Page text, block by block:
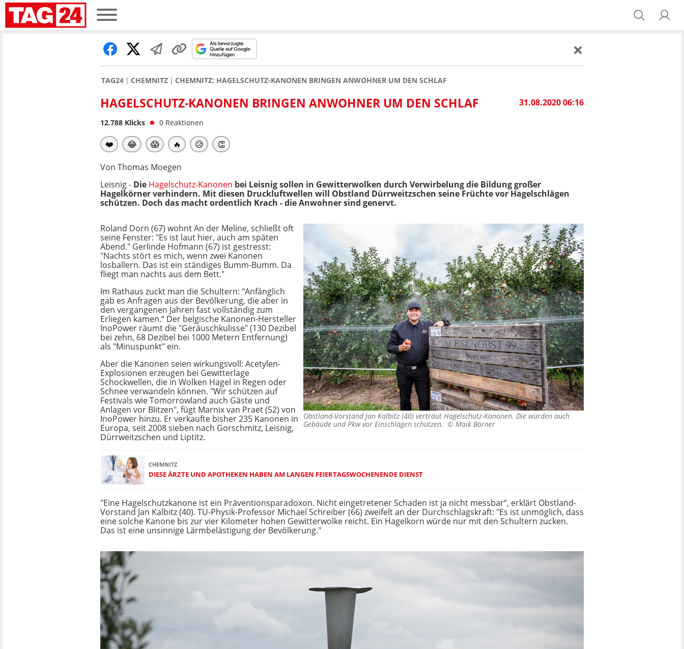
TAG24 CHEMNITZ CHEMNITZ: HAGELSCHUTZ-KANONEN BRINGEN ANWOHNER UM DEN SCHLAF
31.08.2020 06:16
HAGELSCHUTZ-KANONEN BRINGEN ANWOHNER UM DEN SCHLAF
12.788 Klicks 0 Reaktionen
❤️ 😂 😱 🔥 😥 👏
Von Thomas Moegen
Leisnig - Die Hagelschutz-Kanonen bei Leisnig sollen in Gewitterwolken durch Verwirbelung die Bildung großer
Hagelkörner verhindern. Mit diesen Druckluftwellen will Obstland Dürrweitzschen seine Früchte vor Hagelschlägen
schützen. Doch das macht ordentlich Krach - die Anwohner sind genervt.
Obstland-Vorstand Jan Kalbitz (40) vertraut Hagelschutz-Kanonen. Die würden auch
Gebäude und Pkw vor Einschlägen schützen. © Maik Börner
Roland Dorn (67) wohnt An der Meline, schließt oft
seine Fenster: "Es ist laut hier, auch am späten
Abend." Gerlinde Hofmann (67) ist gestresst:
"Nachts stört es mich, wenn zwei Kanonen
losballern. Das ist ein ständiges Bumm-Bumm. Da
fliegt man nachts aus dem Bett."
Im Rathaus zuckt man die Schultern: "Anfänglich
gab es Anfragen aus der Bevölkerung, die aber in
den vergangenen Jahren fast vollständig zum
Erliegen kamen.“ Der belgische Kanonen-Hersteller
InoPower räumt die "Geräuschkulisse" (130 Dezibel
bei zehn, 68 Dezibel bei 1000 Metern Entfernung)
als "Minuspunkt" ein.
Aber die Kanonen seien wirkungsvoll: Acetylen-
Explosionen erzeugen bei Gewitterlage
Schockwellen, die in Wolken Hagel in Regen oder
Schnee verwandeln können. "Wir schützen auf
Festivals wie Tomorrowland auch Gäste und
Anlagen vor Blitzen", fügt Marnix van Praet (52) von
InoPower hinzu. Er verkaufte bisher 235 Kanonen in
Europa, seit 2008 sieben nach Gorschmitz, Leisnig,
Dürrweitzschen und Liptitz.
CHEMNITZ
DIESE ÄRZTE UND APOTHEKEN HABEN AM LANGEN FEIERTAGSWOCHENENDE DIENST
"Eine Hagelschutzkanone ist ein Präventionsparadoxon. Nicht eingetretener Schaden ist ja nicht messbar“, erklärt Obstland-
Vorstand Jan Kalbitz (40). TU-Physik-Professor Michael Schreiber (66) zweifelt an der Durchschlagskraft: "Es ist unmöglich, dass
eine solche Kanone bis zur vier Kilometer hohen Gewitterwolke reicht. Ein Hagelkorn würde nur mit den Schultern zucken.
Das ist eine unsinnige Lärmbelästigung der Bevölkerung."